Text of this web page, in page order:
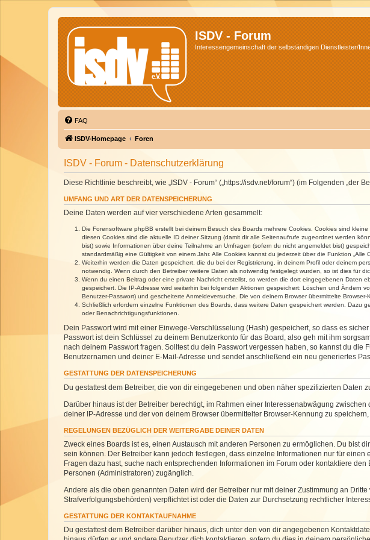
ISDV - Forum
Interessengemeinschaft der selbständigen Dienstleister/
FAQ
ISDV-Homepage Foren
ISDV - Forum - Datenschutzerklärung
Diese Richtlinie beschreibt, wie „ISDV - Forum“ („https://isdv.net/forum“) (im Folgenden
UMFANG UND ART DER DATENSPEICHERUNG
Deine Daten werden auf vier verschiedene Arten gesammelt:
Die Forensoftware phpBB erstellt bei deinem Besuch des Boards mehrere Cookies. Cookies sind
diesen Cookies sind die aktuelle ID deiner Sitzung (damit dir alle Seitenaufrufe zugeordnet werden
bist) sowie Informationen über deine Teilnahme an Umfragen (sofern du nicht angemeldet bist)
standardmäßig eine Gültigkeit von einem Jahr. Alle Cookies kannst du jederzeit über die Funktion „Alle
Weiterhin werden die Daten gespeichert, die du bei der Registrierung, in deinem Profil oder deinem
notwendig. Wenn durch den Betreiber weitere Daten als notwendig festgelegt wurden, so ist dies für
Wenn du einen Beitrag oder eine private Nachricht erstellst, so werden die dort eingegebenen Daten
gespeichert. Die IP-Adresse wird weiterhin bei folgenden Aktionen gespeichert: Löschen und Ändern
Benutzer-Passwort) und gescheiterte Anmeldeversuche. Die von deinem Browser übermittelte
Schließlich erfordern einzelne Funktionen des Boards, dass weitere Daten gespeichert werden. Dazu
oder Benachrichtigungsfunktionen.
Dein Passwort wird mit einer Einwege-Verschlüsselung (Hash) gespeichert, so dass es
Passwort ist dein Schlüssel zu deinem Benutzerkonto für das Board, also geh mit ihm
nach deinem Passwort fragen. Solltest du dein Passwort vergessen haben, so kannst du
Benutzernamen und deiner E-Mail-Adresse und sendet anschließend ein neu generiertes
GESTATTUNG DER DATENSPEICHERUNG
Du gestattest dem Betreiber, die von dir eingegebenen und oben näher spezifizierten Daten
Darüber hinaus ist der Betreiber berechtigt, im Rahmen einer Interessenabwägung
deiner IP-Adresse und der von deinem Browser übermittelter Browser-Kennung zu
REGELUNGEN BEZÜGLICH DER WEITERGABE DEINER DATEN
Zweck eines Boards ist es, einen Austausch mit anderen Personen zu ermöglichen. Du bist
sein können. Der Betreiber kann jedoch festlegen, dass einzelne Informationen nur für
Fragen dazu hast, suche nach entsprechenden Informationen im Forum oder kontaktiere
Personen (Administratoren) zugänglich.
Andere als die oben genannten Daten wird der Betreiber nur mit deiner Zustimmung an
Strafverfolgungsbehörden) verpflichtet ist oder die Daten zur Durchsetzung rechtlicher
GESTATTUNG DER KONTAKTAUFNAHME
Du gestattest dem Betreiber darüber hinaus, dich unter den von dir angegebenen